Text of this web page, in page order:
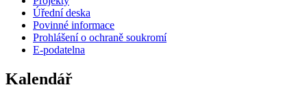
Úřední deska
Povinné informace
Prohlášení o ochraně soukromí
E-podatelna
Kalendář